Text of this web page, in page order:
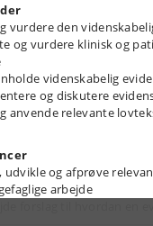
vurdere den
og vurdere klinisk og
videnskabelig
og diskutere
anvende relevante
udvikle og afprøve
arbejde